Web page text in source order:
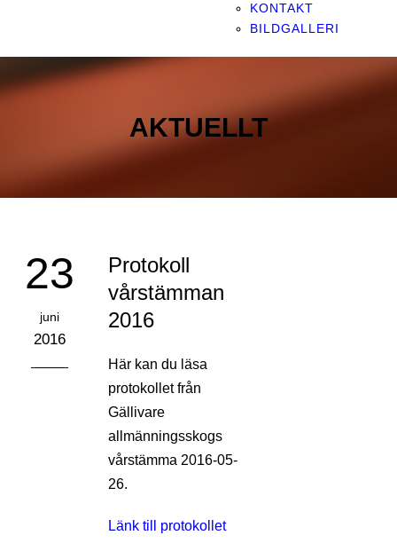
KONTAKT
BILDGALLERI
AKTUELLT
23
juni
2016
Protokoll
vårstämman
2016
Här kan du läsa
protokollet från
Gällivare
allmänningsskogs
vårstämma 2016-05-
26.
Länk till protokollet